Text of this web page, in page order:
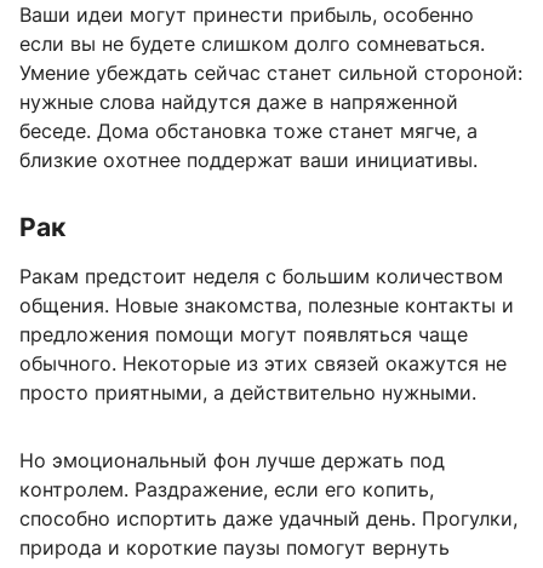
Ваши идеи могут принести прибыль, особенно
если вы не будете слишком долго сомневаться.
Умение убеждать сейчас станет сильной стороной:
нужные слова найдутся даже в напряженной
беседе. Дома обстановка тоже станет мягче, а
близкие охотнее поддержат ваши инициативы.
Рак
Ракам предстоит неделя с большим количеством
общения. Новые знакомства, полезные контакты и
предложения помощи могут появляться чаще
обычного. Некоторые из этих связей окажутся не
просто приятными, а действительно нужными.
Но эмоциональный фон лучше держать под
контролем. Раздражение, если его копить,
способно испортить даже удачный день. Прогулки,
природа и короткие паузы помогут вернуть